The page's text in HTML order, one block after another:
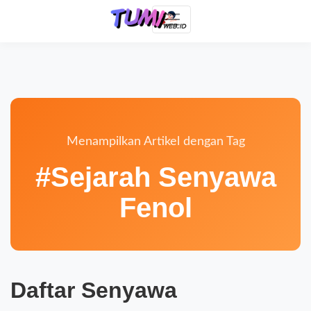
Menampilkan Artikel dengan Tag
#Sejarah Senyawa
Fenol
Daftar Senyawa